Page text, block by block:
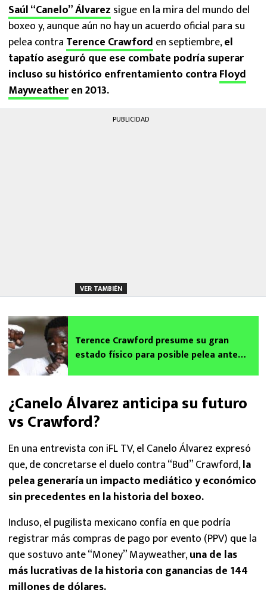
Saúl “Canelo” Álvarez sigue en la mira del mundo del
boxeo y, aunque aún no hay un acuerdo oficial para su
pelea contra Terence Crawford en septiembre,el
tapatío aseguró que ese combate podría superar
incluso su histórico enfrentamiento contraFloyd
Mayweatheren 2013.
PUBLICIDAD
VER TAMBIÉN
Terence Crawford presume su gran
estado físico para posible pelea ante
¿Canelo Álvarez anticipa su futuro
vs Crawford?
En una entrevista con iFL TV, el Canelo Álvarez expresó
que, de concretarse el duelo contra “Bud” Crawford,la
pelea generaría un impacto mediático y económico
sin precedentes en la historia del boxeo.
Incluso, el pugilista mexicano confía en que podría
registrar más compras de pago por evento (PPV) que la
que sostuvo ante “Money” Mayweather,una de las
más lucrativas de la historia con ganancias de 144
millones de dólares.